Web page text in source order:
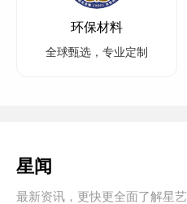
环保材料
全球甄选，专业定制
星闻
最新资讯，更快更全面了解星艺